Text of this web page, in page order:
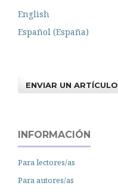
English
Español (España)
ENVIAR UN ARTÍCULO
INFORMACIÓN
Para lectores/as
Para autores/as